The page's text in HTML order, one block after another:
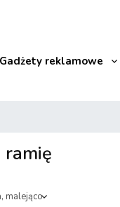
reklamowe
ramię